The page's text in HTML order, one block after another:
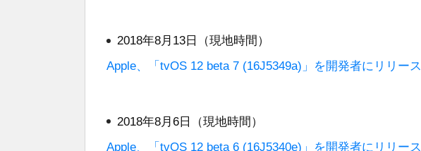
2018年8月13日（現地時間）
Apple、「tvOS 12 beta 7 (16J5349a)」を開発者にリリース
2018年8月6日（現地時間）
Apple、「tvOS 12 beta 6 (16J5340e)」を開発者にリリース